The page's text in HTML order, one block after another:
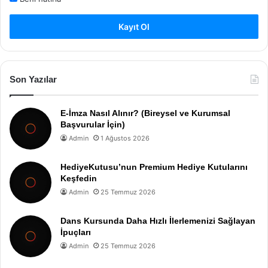
Kayıt Ol
Son Yazılar
E-İmza Nasıl Alınır? (Bireysel ve Kurumsal
Başvurular İçin)
Admin 1 Ağustos 2026
HediyeKutusu’nun Premium Hediye Kutularını
Keşfedin
Admin 25 Temmuz 2026
Dans Kursunda Daha Hızlı İlerlemenizi Sağlayan
İpuçları
Admin 25 Temmuz 2026